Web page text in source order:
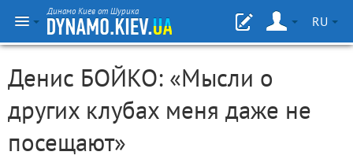
Динамо Киев от Шурика
RU
Денис БОЙКО: «Мысли о
других клубах меня даже не
посещают»